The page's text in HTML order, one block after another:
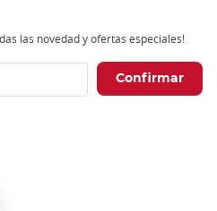
las novedad y ofertas especiales!